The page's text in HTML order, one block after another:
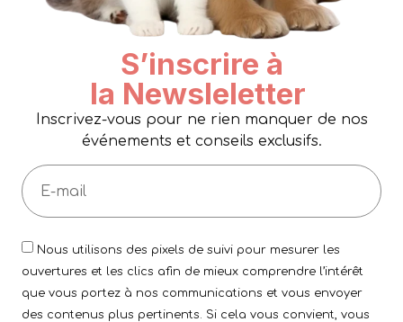
S’inscrire à
la Newsleletter
Inscrivez-vous pour ne rien manquer de nos
événements et conseils exclusifs.
Nous utilisons des pixels de suivi pour mesurer les
ouvertures et les clics afin de mieux comprendre l’intérêt
que vous portez à nos communications et vous envoyer
des contenus plus pertinents. Si cela vous convient, vous